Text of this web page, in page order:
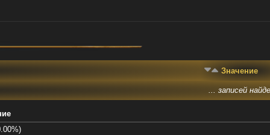
Значение
... записей